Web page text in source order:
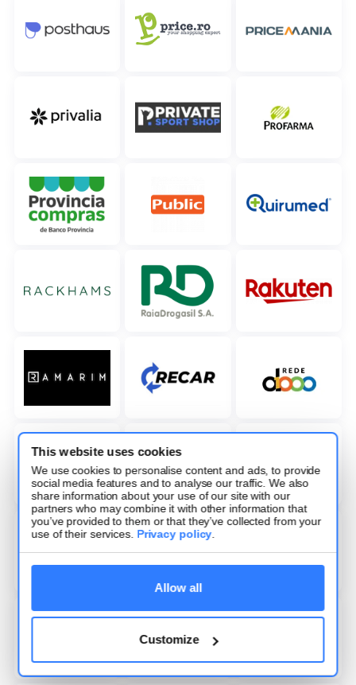
This website uses cookies
We use cookies to personalise content and ads, to provide
social media features and to analyse our traffic. We also
share information about your use of our site with our
partners who may combine it with other information that
you’ve provided to them or that they’ve collected from your
use of their services. Privacy policy.
Allow all
Customize